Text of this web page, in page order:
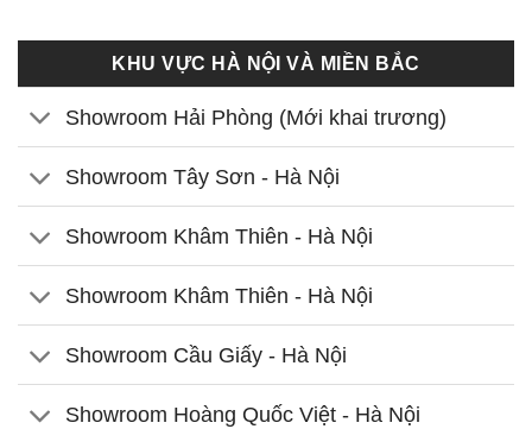
KHU VỰC HÀ NỘI VÀ MIỀN BẮC
Showroom Hải Phòng (Mới khai trương)
Showroom Tây Sơn - Hà Nội
Showroom Khâm Thiên - Hà Nội
Showroom Khâm Thiên - Hà Nội
Showroom Cầu Giấy - Hà Nội
Showroom Hoàng Quốc Việt - Hà Nội